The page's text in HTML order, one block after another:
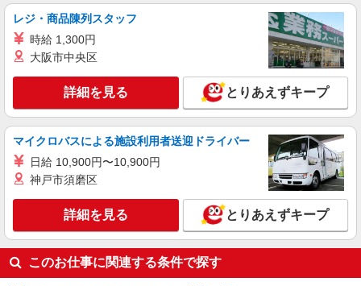
【ソフトバンク】の店舗スタッフ
時給1300円〜1400円（経験・能力による） ※
残業代支給 ★交通費別途支給（規定あり） ゜
+゜・。○。・゜+゜・。○。・゜+゜ 入社祝い金10
ィブ支給(規定有) ★月2回払い・週払い可能（規程
有）★ ゜・。○。・゜+゜・。○。・゜+゜
三重県津市のsoftbankショップ
キープ 詳細を見る
株式会社シエロ
【au】の携帯販売スタッフ
時給1300円〜1400円（経験・能力による） ※
残業代支給 ★交通費別途支給（規定あり） ゜
+゜・。○。・゜+゜・。○。・゜+゜ 入社祝い金10
万円支給(規定有) お友達を紹介頂くと, インセンテ
ィブ支給(規定有) ★月2回払い・週払い可能（規程
有）★ ゜・。○。・゜+゜・。○。・゜+゜
三重県津市のauショップ
キープ
レジ・商品陳列スタッフ
時給 1,300円
大阪市中央区
詳細を見る とりあえずキープ
マイクロバスによる施設利用者送迎ドライバー
日給 10,900円〜10,900円
神戸市須磨区
詳細を見る とりあえずキープ
このお仕事に関連する条件で探す